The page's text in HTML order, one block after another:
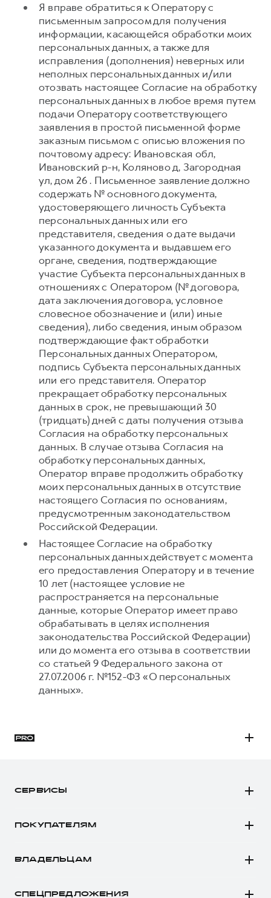
Я вправе обратиться к Оператору с
письменным запросом для получения
информации, касающейся обработки моих
персональных данных, а также для
исправления (дополнения) неверных или
неполных персональных данных и/или
отозвать настоящее Согласие на обработку
персональных данных в любое время путем
подачи Оператору соответствующего
заявления в простой письменной форме
заказным письмом с описью вложения по
почтовому адресу: Ивановская обл,
Ивановский р-н, Коляново д, Загородная
ул, дом 26 . Письменное заявление должно
содержать № основного документа,
удостоверяющего личность Субъекта
персональных данных или его
представителя, сведения о дате выдачи
указанного документа и выдавшем его
органе, сведения, подтверждающие
участие Субъекта персональных данных в
отношениях с Оператором (№ договора,
дата заключения договора, условное
словесное обозначение и (или) иные
сведения), либо сведения, иным образом
подтверждающие факт обработки
Персональных данных Оператором,
подпись Субъекта персональных данных
или его представителя. Оператор
прекращает обработку персональных
данных в срок, не превышающий 30
(тридцать) дней с даты получения отзыва
Согласия на обработку персональных
данных. В случае отзыва Согласия на
обработку персональных данных,
Оператор вправе продолжить обработку
моих персональных данных в отсутствие
настоящего Согласия по основаниям,
предусмотренным законодательством
Российской Федерации.
Настоящее Согласие на обработку
персональных данных действует с момента
его предоставления Оператору и в течение
10 лет (настоящее условие не
распространяется на персональные
данные, которые Оператор имеет право
обрабатывать в целях исполнения
законодательства Российской Федерации)
или до момента его отзыва в соответствии
со статьей 9 Федерального закона от
27.07.2006 г. №152-ФЗ «О персональных
данных».
СЕРВИСЫ
ПОКУПАТЕЛЯМ
Конфигуратор HAVAL
ВЛАДЕЛЬЦАМ
СПЕЦПРЕДЛОЖЕНИЯ